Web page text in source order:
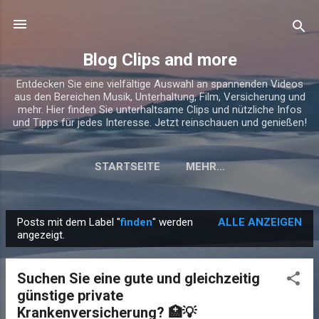
Blog Clips and more
Entdecken Sie eine vielfältige Auswahl an spannenden Videos
aus den Bereichen Musik, Unterhaltung, Film, Versicherung und
mehr. Hier finden Sie unterhaltsame Clips und nützliche Infos
und Tipps für jedes Interesse. Jetzt reinschauen und genießen!
STARTSEITE MEHR…
o
Posts mit dem Label "finden" werden
angezeigt.
ALLE ANZEIGEN
Suchen Sie eine gute und gleichzeitig
günstige private
Krankenversicherung? 🏥💡